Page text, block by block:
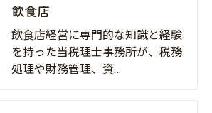
飲食店
飲食店経営に専門的な知識と経験
を持った当税理士事務所が、税務
処理や財務管理、資…